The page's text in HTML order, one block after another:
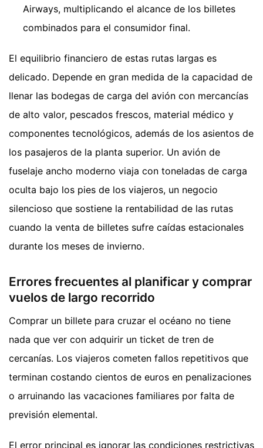
Airways, multiplicando el alcance de los billetes
combinados para el consumidor final.
El equilibrio financiero de estas rutas largas es
delicado. Depende en gran medida de la capacidad de
llenar las bodegas de carga del avión con mercancías
de alto valor, pescados frescos, material médico y
componentes tecnológicos, además de los asientos de
los pasajeros de la planta superior. Un avión de
fuselaje ancho moderno viaja con toneladas de carga
oculta bajo los pies de los viajeros, un negocio
silencioso que sostiene la rentabilidad de las rutas
cuando la venta de billetes sufre caídas estacionales
durante los meses de invierno.
Errores frecuentes al planificar y comprar
vuelos de largo recorrido
Comprar un billete para cruzar el océano no tiene
nada que ver con adquirir un ticket de tren de
cercanías. Los viajeros cometen fallos repetitivos que
terminan costando cientos de euros en penalizaciones
o arruinando las vacaciones familiares por falta de
previsión elemental.
El error principal es ignorar las condiciones restrictivas